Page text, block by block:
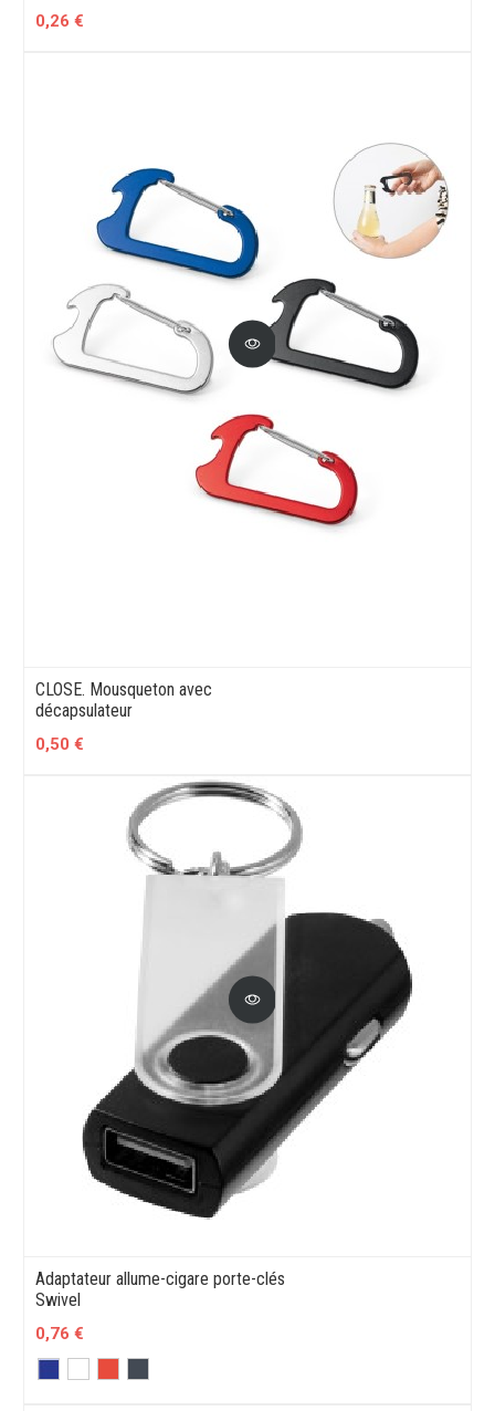
0,26 €
CLOSE. Mousqueton avec
décapsulateur
0,50 €
Adaptateur allume-cigare porte-clés
Swivel
0,76 €